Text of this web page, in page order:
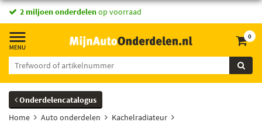
vandaag besteld,morgen in huis *
2 miljoen onderdelenop voorraad
0
Onderdelencatalogus
Home
Auto onderdelen
Kachelradiateur